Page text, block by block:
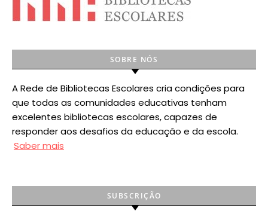
SOBRE NÓS
A Rede de Bibliotecas Escolares cria condições para
que todas as comunidades educativas tenham
excelentes bibliotecas escolares, capazes de
responder aos desafios da educação e da escola.
Saber mais
SUBSCRIÇÃO